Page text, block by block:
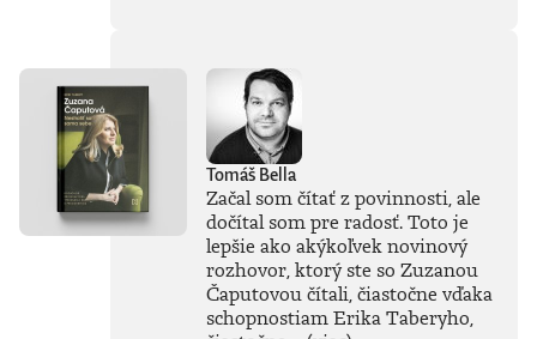
na internete.
najmodernejšou
technológiou,
kvalitnými
pigmentovými
farbami Epson
Stylus Pro na
bavlnenom
archívnom 320-
gramovom papieri
Fineart, procesom
Tomáš Bella
Začal som čítať z povinnosti, ale
dočítal som pre radosť. Toto je
lepšie ako akýkoľvek novinový
rozhovor, ktorý ste so Zuzanou
Čaputovou čítali, čiastočne vďaka
schopnostiam Erika Taberyho,